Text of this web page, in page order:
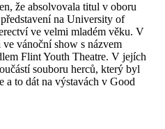
že absolvovala titul v oboru
na University of
ve velmi mladém věku. V
vánoční show s názvem
Flint Youth Theatre. V jejích
souboru herců, který byl
to dát na výstavách v Good